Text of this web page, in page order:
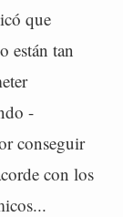
que
están tan
-
conseguir
con los